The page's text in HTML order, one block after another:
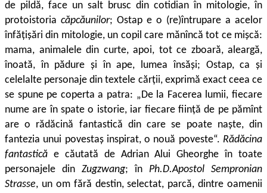
de pildă, face un salt brusc din cotidian în mitologie, în
protoistoria căpcăunilor; Ostap e o (re)întrupare a acelor
înfățișări din mitologie, un copil care mănîncă tot ce mișcă:
mama, animalele din curte, apoi, tot ce zboară, aleargă,
înoată, în pădure și în ape, lumea însăși; Ostap, ca și
celelalte personaje din textele cărții, exprimă exact ceea ce
se spune pe coperta a patra: „De la Facerea lumii, fiecare
nume are în spate o istorie, iar fiecare ființă de pe pămînt
are o rădă­cină fantastică din care se poate naște, din
fantezia unui povestaș inspirat, o nouă poveste“. Rădăcina
fantastică e căutată de Adrian Alui Gheorghe în toate
personajele din Zugzwang; în Ph.D.Apostol Sempronian
Strasse, un om fără destin, selectat, parcă, dintre oame­nii